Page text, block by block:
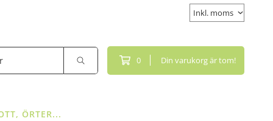
0 Din varukorg är tom!
ÖRTER...